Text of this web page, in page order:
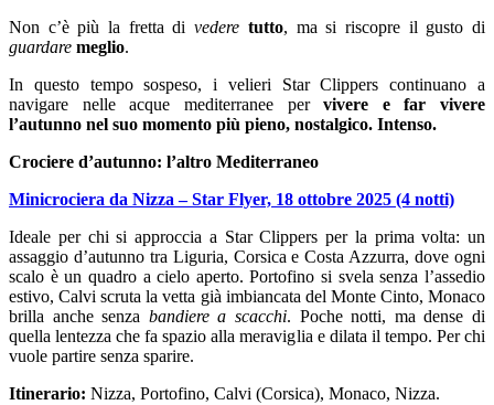
Non c’è più la fretta divedere tutto, ma si riscopre il gusto di
guardare meglio.
In questo tempo sospeso, i velieri Star Clippers continuano a
navigare nelle acque mediterranee pervivere e far vivere
l’autunno nel suo momento più pieno, nostalgico. Intenso.
Crociere d’autunno: l’altro Mediterraneo
Minicrociera da Nizza – Star Flyer, 18 ottobre 2025 (4 notti)
Ideale per chi si approccia a Star Clippers per la prima volta: un
assaggio d’autunno tra Liguria, Corsica e Costa Azzurra, dove ogni
scalo è un quadro a cielo aperto. Portofino si svela senza l’assedio
estivo, Calvi scruta la vetta già imbiancata del Monte Cinto, Monaco
brilla anche senza bandiere a scacchi. Poche notti, ma dense di
quella lentezza che fa spazio alla meraviglia e dilata il tempo. Per chi
vuole partire senza sparire.
Itinerario: Nizza, Portofino, Calvi (Corsica), Monaco, Nizza.